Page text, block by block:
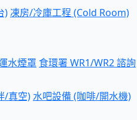
)凍房/冷庫工程 (Cold Room)
水煙罩 食環署 WR1/WR2 諮詢
/真空)水吧設備 (咖啡/開水機)